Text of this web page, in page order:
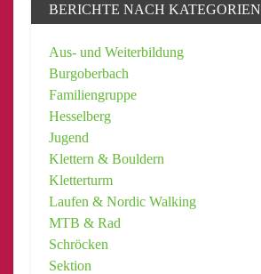
BERICHTE NACH KATEGORIEN
Aus- und Weiterbildung
Burgoberbach
Familiengruppe
Hesselberg
Jugend
Klettern & Bouldern
Kletterturm
Laufen & Nordic Walking
MTB & Rad
Schröcken
Sektion